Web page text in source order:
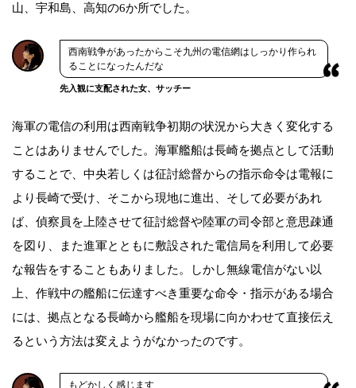
山、宇和島、高知の6か所でした。
西南戦争があったからこそ九州の電信網はしっかり作られ
ることになったんだな
先入観に支配された女、サッチー
海軍の電信の利用は西南戦争初期の状況から大きく変化する
ことはありませんでした。海軍艦船は長崎を拠点として活動
することで、中央若しくは征討総督からの指示命令は電報に
より長崎で受け、そこから現地に進出、そして必要があれ
ば、偵察員を上陸させて征討総督や陸軍の司令部と意思疎通
を図り、また進軍とともに敷設された電信局を利用して必要
な報告をすることもありました。しかし無線電信がない以
上、作戦中の艦船に伝達すべき重要な命令・指示がある場合
には、拠点となる長崎から艦船を現場に向かわせて直接伝え
るという方法は変えようがなかったのです。
もどかしく感じます